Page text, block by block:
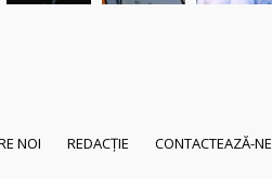
NOI REDACȚIE CONTACTEAZĂ-NE